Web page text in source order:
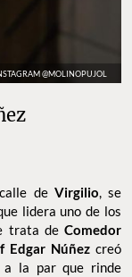
@MOLINOPUJOL
de Virgilio, se
lidera uno de los
trata de Comedor
Edgar Núñezcreó
a la par que rinde